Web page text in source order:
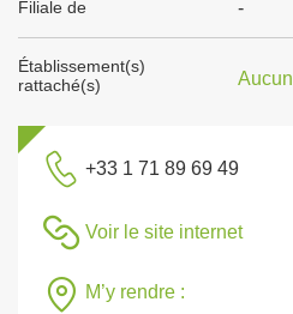
Filiale de -
Établissement(s)
rattaché(s)
Aucun
+33 1 71 89 69 49
Voir le site internet
M’y rendre :